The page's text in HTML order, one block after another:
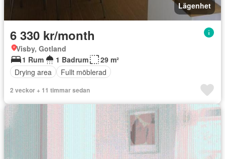
Lägenhet
6 330 kr/month
Visby, Gotland
1 Rum
1 Badrum
29 m²
Drying area
Fullt möblerad
2 veckor + 11 timmar sedan